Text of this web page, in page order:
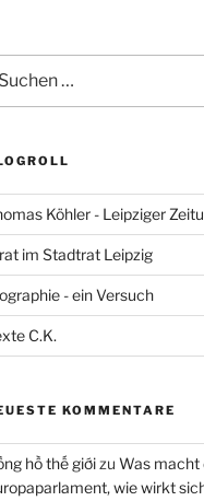
Köhler - Leipziger
im Stadtrat Leipzig
- ein Versuch
C.K.
KOMMENTARE
hồ thế giớizu Was macht
wie wirkt